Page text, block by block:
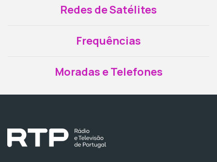
Redes de Satélites
Frequências
Moradas e Telefones